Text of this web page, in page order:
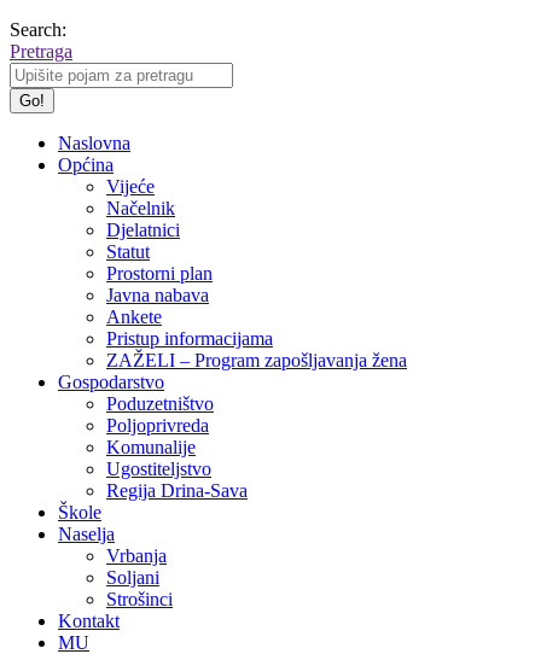
Search:
Pretraga
Naslovna
Općina
Vijeće
Načelnik
Djelatnici
Statut
Prostorni plan
Javna nabava
Ankete
Pristup informacijama
ZAŽELI – Program zapošljavanja žena
Gospodarstvo
Poduzetništvo
Poljoprivreda
Komunalije
Ugostiteljstvo
Regija Drina-Sava
Škole
Naselja
Vrbanja
Soljani
Strošinci
Kontakt
MU